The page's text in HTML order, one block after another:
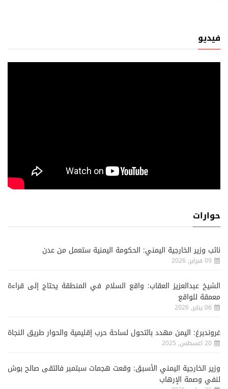
فيديو
حوارات
نائب وزير الخارجية اليمني: الحكومة اليمنية ستعمل من عدن
09 فبراير, 2026
الشيخ عبدالعزيز العقاب: واقع السلام في المنطقة يحتاج إلى قراءة
معمقة للواقع
06 يناير, 2026
غروندبرغ: اليمن مهدد بالتحول لساحة حرب إقليمية والحوار طريق النجاة
20 اغسطس, 2025
وزير الخارجية اليمني الأسبق: وقعت هجمات سبتمبر فالتقى صالح بوش
لنفي وصمة الإرهاب